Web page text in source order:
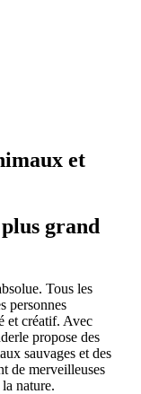
et
grand
Tous les
personnes
et créatif. Avec
propose des
sauvages et des
de merveilleuses
nature.